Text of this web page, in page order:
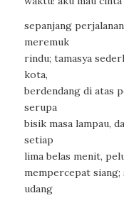
sepanjang
meremuk
rindu; tamasya
kota,
berdendang di atas
serupa
bisik masa lampau,
setiap
lima belas menit,
mempercepat siang;
udang